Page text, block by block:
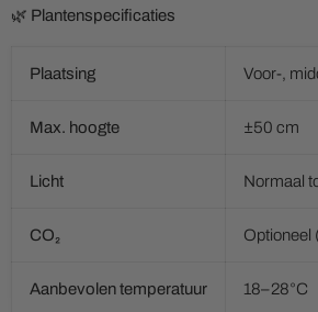
🌿 Plantenspecificaties
Plaatsing Voor-,
Max. hoogte ±50 cm
Licht Normaal
CO₂ Optioneel
Aanbevolen temperatuur 18–28°C